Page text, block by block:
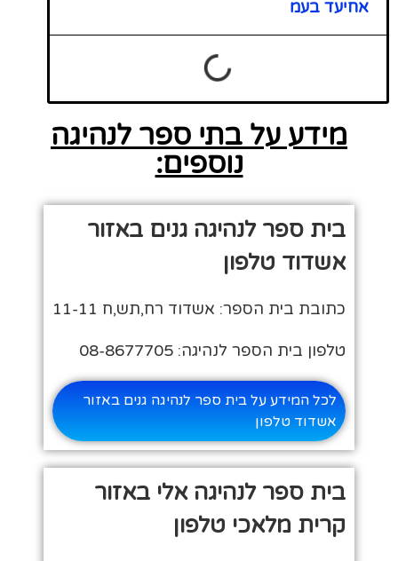
אחיעד בעמ
מידע על בתי ספר לנהיגה
נוספים:
בית ספר לנהיגה גנים באזור
אשדוד טלפון
כתובת בית הספר: אשדוד רח,תש,ח 11-11
טלפון בית הספר לנהיגה: 08-8677705
לכל המידע על בית ספר לנהיגה גנים באזור
אשדוד טלפון
בית ספר לנהיגה אלי באזור
קרית מלאכי טלפון